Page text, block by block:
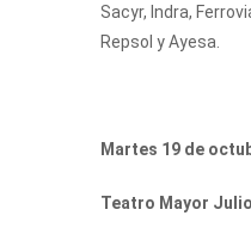
Sacyr, Indra,
Repsol y Ayesa.
Martes 19 de
Teatro Mayor